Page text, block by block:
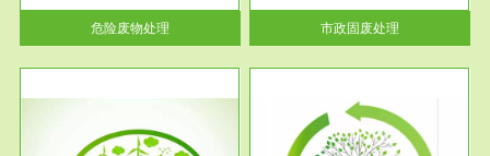
危险废物处理
理处...
市政固废处理
服务范围